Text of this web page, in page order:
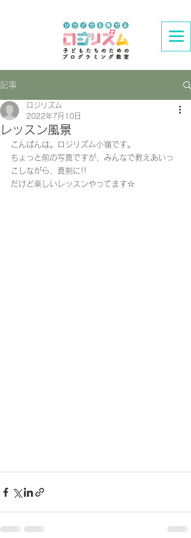
記事
レッスン風景
ロジリズム
2022年7月10日
こんばんは。ロジリズム小嶺です。
ちょっと前の写真ですが、みんなで教えあいっ
こしながら、真剣に!!
だけど楽しいレッスンやってます☆